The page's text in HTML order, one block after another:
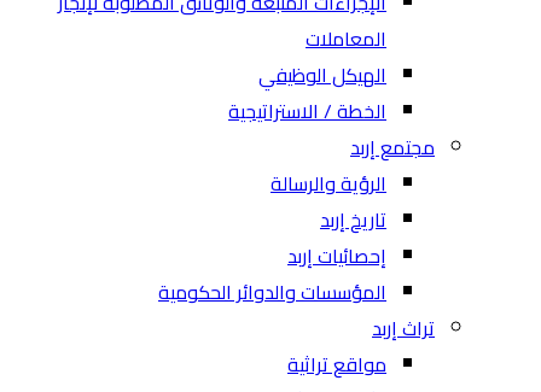
المعاملات
الهيكل الوظيفي
الخطة / الاستراتيجية
مجتمع إربد
الرؤية والرسالة
تاريخ إربد
إحصائيات إربد
المؤسسات والدوائر الحكومية
تراث إربد
مواقع تراثية